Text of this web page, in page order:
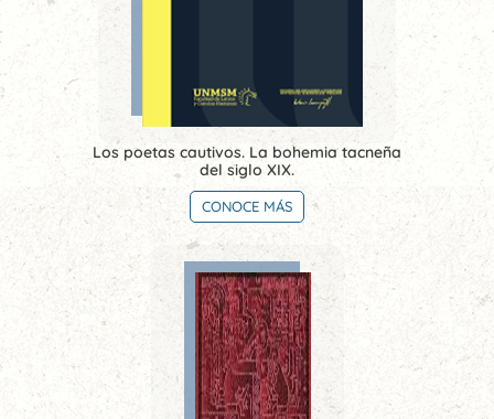
Los poetas cautivos. La bohemia tacneña
del siglo XIX.
CONOCE MÁS